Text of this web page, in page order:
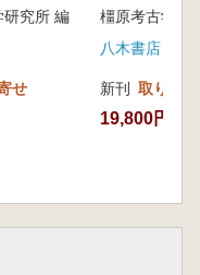
石室下部構造
再検討 和歌山
変遷
られる石室構築
石室埋設古墳の
した前方後円
にみる地域性と
研究所 編
せ
橿原考古学研
八木書店
新刊 取り寄せ
19,800円